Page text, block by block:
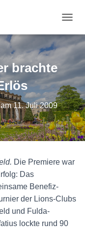
A
I
A
T
I
O
N
U
M
S
A
N
brachte
11. Juli 2009
Die Premiere war
Das
Benefiz-
der Lions-Clubs
und Fulda-
lockte rund 90